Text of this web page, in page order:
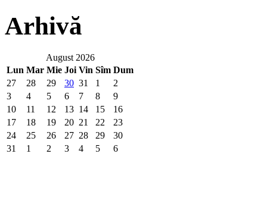
Arhivă
August 2026
Lun Mar Mie Joi Vin Sîm Dum
27
28 29 30 31 1
2
3
4 5 6 7 8
9
10
11 12 13 14 15
16
17
18 19 20 21 22
23
24
25 26 27 28 29
30
31
1 2 3 4 5 6